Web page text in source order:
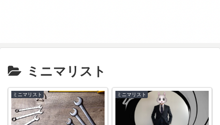
ミニマリスト
ミニマリスト ミニマリスト